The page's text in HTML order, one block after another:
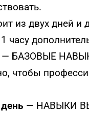
из двух дней и
часу
— БАЗОВЫЕ
чтобы
— НАВЫКИ